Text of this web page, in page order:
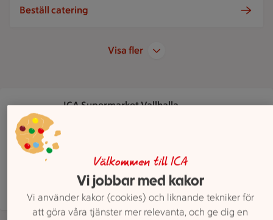
Beställ catering
Visa fler
ICA Supermarket Vallhalla
063 193830 Mejla butiken
Mer butiksinfo
Välkommen till ICA
Vi jobbar med kakor
Vi använder kakor (cookies) och liknande tekniker för
att göra våra tjänster mer relevanta, och ge dig en